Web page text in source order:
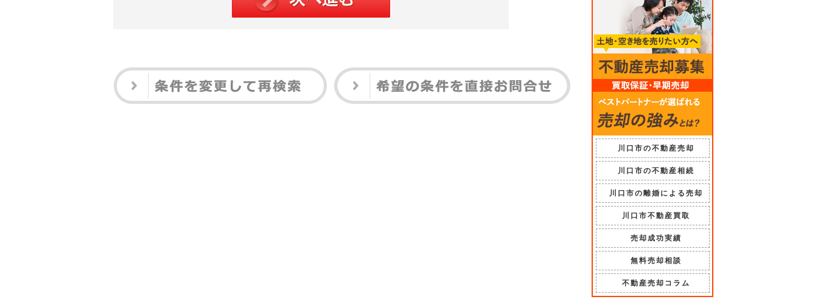
川口市の不動産売却
川口市の不動産相続
川口市の離婚による売却
川口市不動産買取
売却成功実績
無料売却相談
不動産売却コラム